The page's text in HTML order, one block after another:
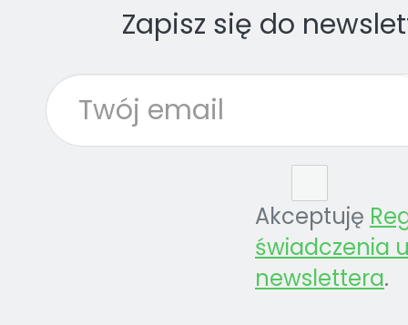
Zapisz się do
Akceptuję
świadczenia
newslettera.